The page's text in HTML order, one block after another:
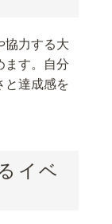
協力する大
ます。自分
と達成感を
イベ